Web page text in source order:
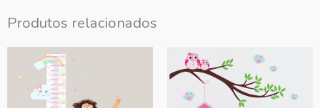
Produtos relacionados